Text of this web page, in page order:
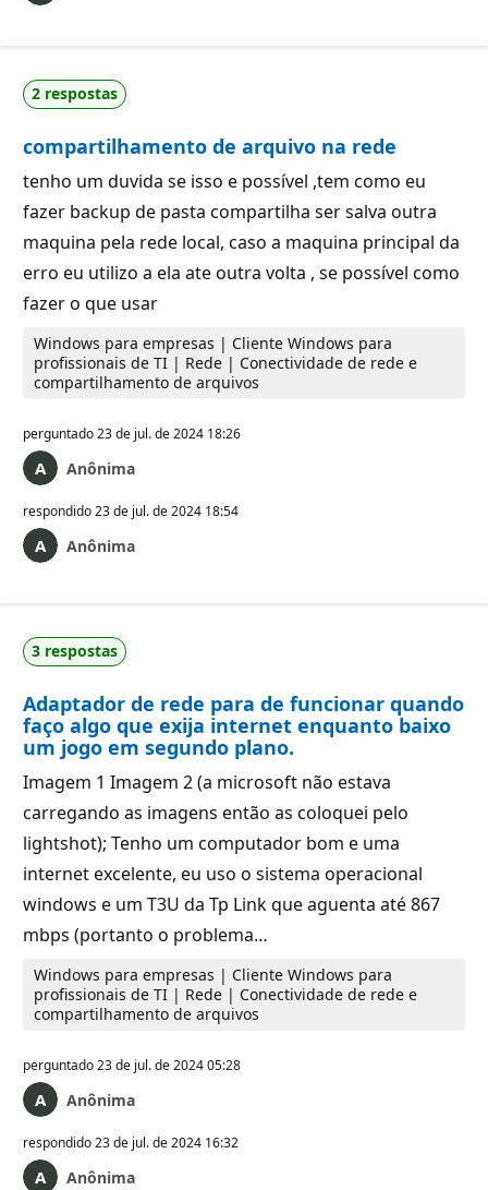
2 respostas
compartilhamento de arquivo na rede
tenho um duvida se isso e possível ,tem como eu
fazer backup de pasta compartilha ser salva outra
maquina pela rede local, caso a maquina principal da
erro eu utilizo a ela ate outra volta , se possível como
fazer o que usar
Windows para empresas | Cliente Windows para
profissionais de TI | Rede | Conectividade de rede e
compartilhamento de arquivos
perguntado23 de jul. de 2024 18:26
Anônima
respondido23 de jul. de 2024 18:54
Anônima
3 respostas
Adaptador de rede para de funcionar quando
faço algo que exija internet enquanto baixo
um jogo em segundo plano.
Imagem 1 Imagem 2 (a microsoft não estava
carregando as imagens então as coloquei pelo
lightshot); Tenho um computador bom e uma
internet excelente, eu uso o sistema operacional
windows e um T3U da Tp Link que aguenta até 867
mbps (portanto o problema…
Windows para empresas | Cliente Windows para
profissionais de TI | Rede | Conectividade de rede e
compartilhamento de arquivos
perguntado23 de jul. de 2024 05:28
Anônima
respondido23 de jul. de 2024 16:32
Anônima